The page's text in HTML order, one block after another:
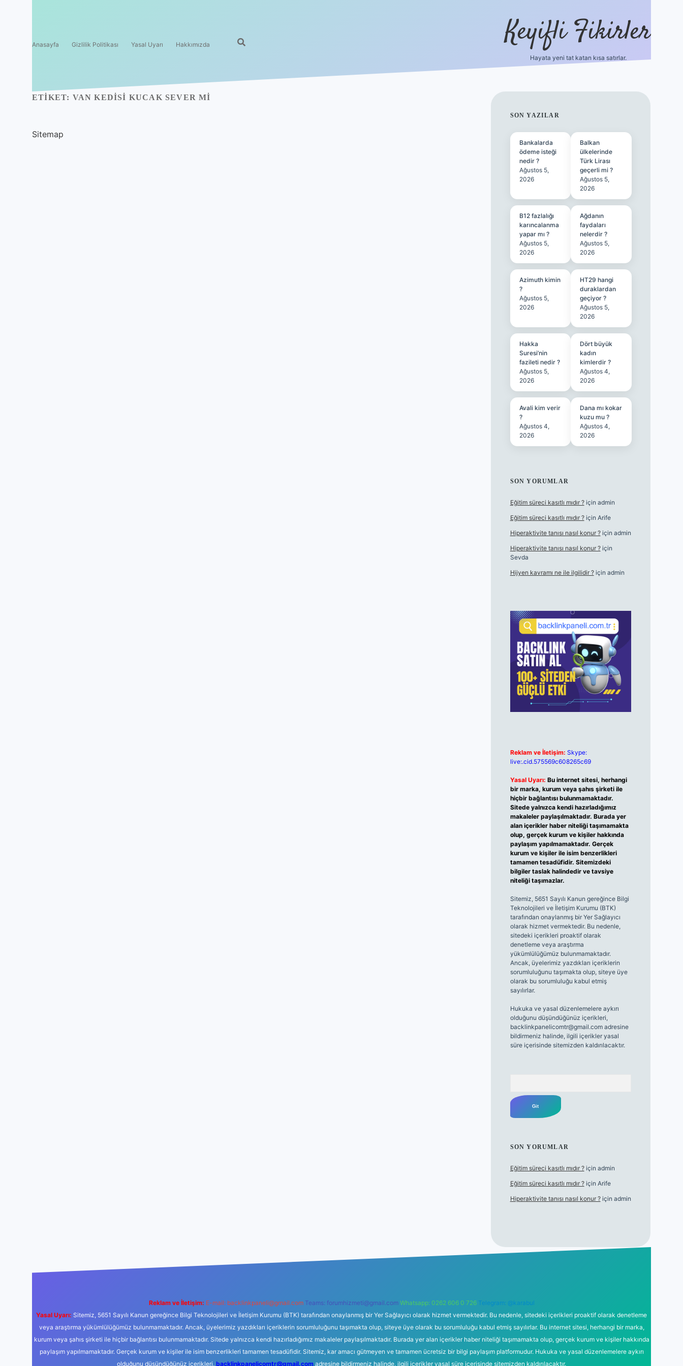
Anasayfa Gizlilik Politikası Yasal Uyarı Hakkımızda Keyifli Fikirler
Hayata yeni tat katan kısa satırlar.
ETIKET: VAN KEDISI KUCAK SEVER MI
Sitemap
SIDEBAR
SON YAZILAR
Bankalarda
ödeme isteği
nedir ?
Ağustos 5,
2026
Balkan
ülkelerinde
Türk Lirası
geçerli mi ?
Ağustos 5,
2026
B12 fazlalığı
karıncalanma
yapar mı ?
Ağustos 5,
2026
Ağdanın
faydaları
nelerdir ?
Ağustos 5,
2026
Azimuth kimin
?
Ağustos 5,
2026
HT29 hangi
duraklardan
geçiyor ?
Ağustos 5,
2026
Hakka
Suresi’nin
fazileti nedir ?
Ağustos 5,
2026
Dört büyük
kadın
kimlerdir ?
Ağustos 4,
2026
Avali kim verir
?
Ağustos 4,
2026
Dana mı kokar
kuzu mu ?
Ağustos 4,
2026
SON YORUMLAR
Eğitim süreci kasıtlı mıdır ?için admin
Eğitim süreci kasıtlı mıdır ?için Arife
Hiperaktivite tanısı nasıl konur ?için admin
Hiperaktivite tanısı nasıl konur ?için
Sevda
Hijyen kavramı ne ile ilgilidir ?için admin
Reklam ve İletişim: Skype:
live:.cid.575569c608265c69
Yasal Uyarı: Bu internet sitesi, herhangi
bir marka, kurum veya şahıs şirketi ile
hiçbir bağlantısı bulunmamaktadır.
Sitede yalnızca kendi hazırladığımız
makaleler paylaşılmaktadır. Burada yer
alan içerikler haber niteliği taşımamakta
olup, gerçek kurum ve kişiler hakkında
paylaşım yapılmamaktadır. Gerçek
kurum ve kişiler ile isim benzerlikleri
tamamen tesadüfidir. Sitemizdeki
bilgiler taslak halindedir ve tavsiye
niteliği taşımazlar.
Sitemiz, 5651 Sayılı Kanun gereğince Bilgi
Teknolojileri ve İletişim Kurumu (BTK)
tarafından onaylanmış bir Yer Sağlayıcı
olarak hizmet vermektedir. Bu nedenle,
sitedeki içerikleri proaktif olarak
denetleme veya araştırma
yükümlülüğümüz bulunmamaktadır.
Ancak, üyelerimiz yazdıkları içeriklerin
sorumluluğunu taşımakta olup, siteye üye
olarak bu sorumluluğu kabul etmiş
sayılırlar.
Hukuka ve yasal düzenlemelere aykırı
olduğunu düşündüğünüz içerikleri,
backlinkpanelicomtr@gmail.comadresine
bildirmeniz halinde, ilgili içerikler yasal
süre içerisinde sitemizden kaldırılacaktır.
SON YORUMLAR
Eğitim süreci kasıtlı mıdır ?için admin
Eğitim süreci kasıtlı mıdır ?için Arife
Hiperaktivite tanısı nasıl konur ?için admin
vd casino giriş
Reklam ve İletişim: E-mail: backlinkpaneli@gmail.com Teams: forumhizmeti@gmail.com Whatsapp: 0262 606 0 726 Telegram: @karabul
Yasal Uyarı: Sitemiz, 5651 Sayılı Kanun gereğince Bilgi Teknolojileri ve İletişim Kurumu (BTK) tarafından onaylanmış bir Yer Sağlayıcı olarak hizmet vermektedir. Bu nedenle, sitedeki içerikleri proaktif olarak denetleme
veya araştırma yükümlülüğümüz bulunmamaktadır. Ancak, üyelerimiz yazdıkları içeriklerin sorumluluğunu taşımakta olup, siteye üye olarak bu sorumluluğu kabul etmiş sayılırlar. Bu internet sitesi, herhangi bir marka,
kurum veya şahıs şirketi ile hiçbir bağlantısı bulunmamaktadır. Sitede yalnızca kendi hazırladığımız makaleler paylaşılmaktadır. Burada yer alan içerikler haber niteliği taşımamakta olup, gerçek kurum ve kişiler hakkında
paylaşım yapılmamaktadır. Gerçek kurum ve kişiler ile isim benzerlikleri tamamen tesadüfidir. Sitemiz, kar amacı gütmeyen ve tamamen ücretsiz bir bilgi paylaşım platformudur. Hukuka ve yasal düzenlemelere aykırı
olduğunu düşündüğünüz içerikleri, backlinkpanelicomtr@gmail.com adresine bildirmeniz halinde, ilgili içerikler yasal süre içerisinde sitemizden kaldırılacaktır.